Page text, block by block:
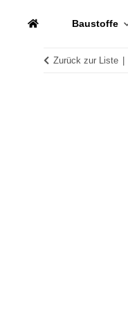
Baustoffe
Zurück zur Liste